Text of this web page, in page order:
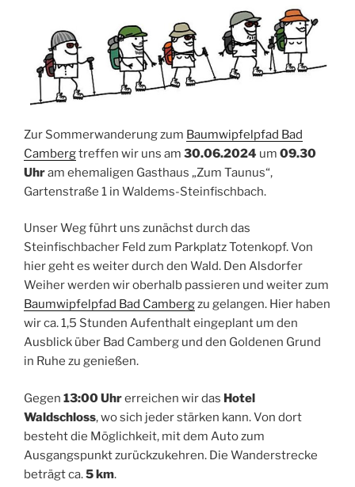
Zur Sommerwanderung zum Baumwipfelpfad Bad
Cambergtreffen wir uns am 30.06.2024 um 09.30
Uhram ehemaligen Gasthaus „Zum Taunus“,
Gartenstraße 1 in Waldems-Steinfischbach.
Unser Weg führt uns zunächst durch das
Steinfischbacher Feld zum Parkplatz Totenkopf. Von
hier geht es weiter durch den Wald. Den Alsdorfer
Weiher werden wir oberhalb passieren und weiter zum
Baumwipfelpfad Bad Cambergzu gelangen. Hier haben
wir ca. 1,5 Stunden Aufenthalt eingeplant um den
Ausblick über Bad Camberg und den Goldenen Grund
in Ruhe zu genießen.
Gegen 13:00 Uhrerreichen wir das Hotel
Waldschloss, wo sich jeder stärken kann. Von dort
besteht die Möglichkeit, mit dem Auto zum
Ausgangspunkt zurückzukehren. Die Wanderstrecke
beträgt ca.5 km.